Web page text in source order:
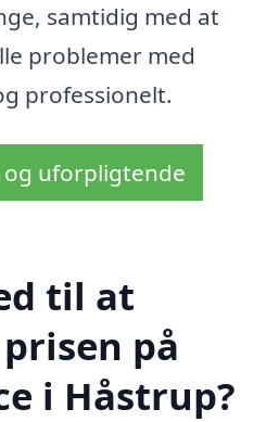
samtidig med at
problemer med
professionelt.
og uforpligtende
til at
på
i Håstrup?